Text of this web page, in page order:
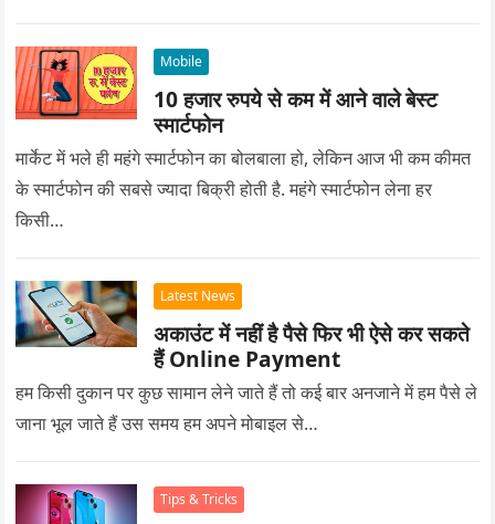
Mobile
10 हजार रुपये से कम में आने वाले बेस्ट
स्मार्टफोन
मार्केट में भले ही महंगे स्मार्टफोन का बोलबाला हो, लेकिन आज भी कम कीमत
के स्मार्टफोन की सबसे ज्यादा बिक्री होती है. महंगे स्मार्टफोन लेना हर
किसी…
Latest News
अकाउंट में नहीं है पैसे फिर भी ऐसे कर सकते
हैं Online Payment
हम किसी दुकान पर कुछ सामान लेने जाते हैं तो कई बार अनजाने में हम पैसे ले
जाना भूल जाते हैं उस समय हम अपने मोबाइल से…
Tips & Tricks